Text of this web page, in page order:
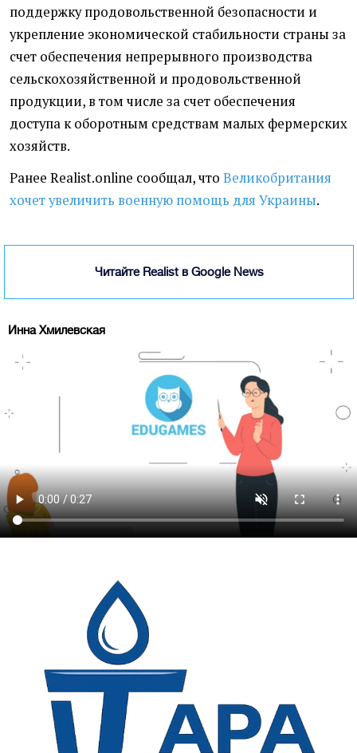
поддержку продовольственной безопасности и
укрепление экономической стабильности страны за
счет обеспечения непрерывного производства
сельскохозяйственной и продовольственной
продукции, в том числе за счет обеспечения
доступа к оборотным средствам малых фермерских
хозяйств.
Ранее Realist.online сообщал, что Великобритания
хочет увеличить военную помощь для Украины.
Читайте Realist в Google News
Инна Хмилевская